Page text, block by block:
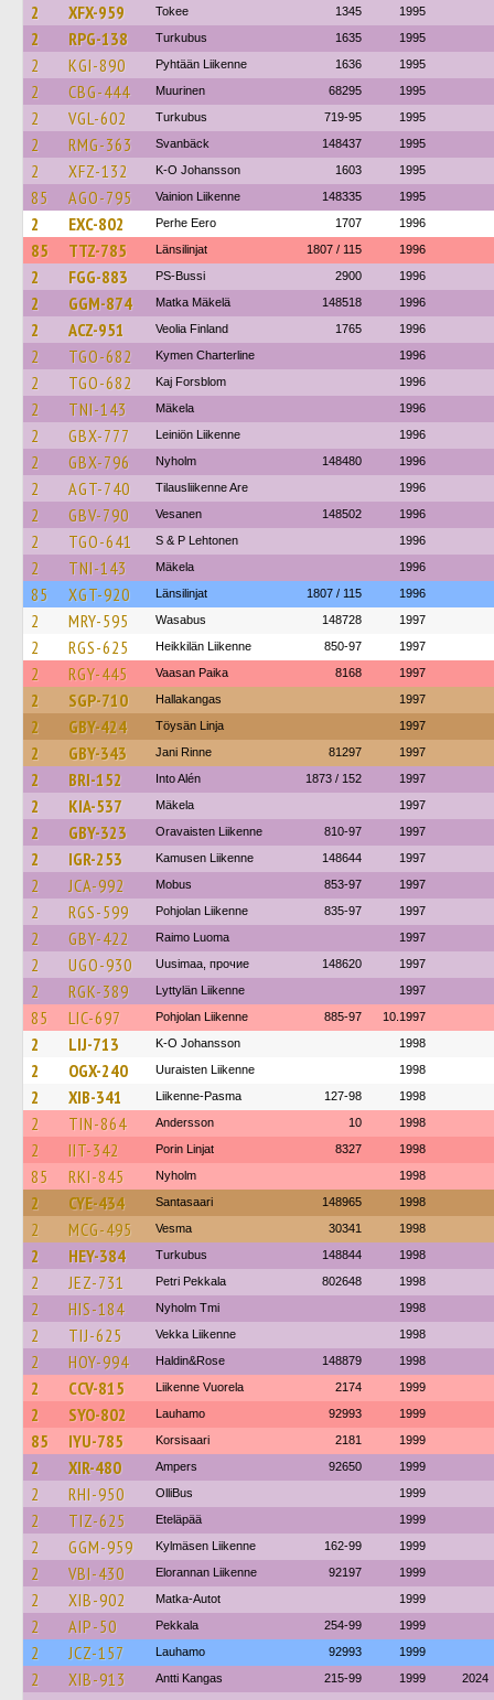
2 XFX-959 Tokee 1345 1995
2 RPG-138 Turkubus 1635 1995
2 KGI-890 Pyhtään Liikenne 1636 1995
2 CBG-444 Muurinen 68295 1995
2 VGL-602 Turkubus 719-95 1995
2 RMG-363 Svanbäck 148437 1995
2 XFZ-132 K-O Johansson 1603 1995
85 AGO-795 Vainion Liikenne 148335 1995
2 EXC-802 Perhe Eero 1707 1996
85 TTZ-785 Länsilinjat 1807 / 115 1996
2 FGG-883 PS-Bussi 2900 1996
2 GGM-874 Matka Mäkelä 148518 1996
2 ACZ-951 Veolia Finland 1765 1996
2 TGO-682 Kymen Charterline 1996
2 TGO-682 Kaj Forsblom 1996
2 TNI-143 Mäkela 1996
2 GBX-777 Leiniön Liikenne 1996
2 GBX-796 Nyholm 148480 1996
2 AGT-740 Tilausliikenne Are 1996
2 GBV-790 Vesanen 148502 1996
2 TGO-641 S & P Lehtonen 1996
2 TNI-143 Mäkela 1996
85 XGT-920 Länsilinjat 1807 / 115 1996
2 MRY-595 Wasabus 148728 1997
2 RGS-625 Heikkilän Liikenne 850-97 1997
2 RGY-445 Vaasan Paika 8168 1997
2 SGP-710 Hallakangas 1997
2 GBY-424 Töysän Linja 1997
2 GBY-343 Jani Rinne 81297 1997
2 BRI-152 Into Alén 1873 / 152 1997
2 KIA-537 Mäkela 1997
2 GBY-323 Oravaisten Liikenne 810-97 1997
2 IGR-253 Kamusen Liikenne 148644 1997
2 JCA-992 Mobus 853-97 1997
2 RGS-599 Pohjolan Liikenne 835-97 1997
2 GBY-422 Raimo Luoma 1997
2 UGO-930 Uusimaa, прочие 148620 1997
2 RGK-389 Lyttylän Liikenne 1997
85 LIC-697 Pohjolan Liikenne 885-97 10.1997
2 LIJ-713 K-O Johansson 1998
2 OGX-240 Uuraisten Liikenne 1998
2 XIB-341 Liikenne-Pasma 127-98 1998
2 TIN-864 Andersson 10 1998
2 IIT-342 Porin Linjat 8327 1998
85 RKI-845 Nyholm 1998
2 CYE-434 Santasaari 148965 1998
2 MCG-495 Vesma 30341 1998
2 HEY-384 Turkubus 148844 1998
2 JEZ-731 Petri Pekkala 802648 1998
2 HIS-184 Nyholm Tmi 1998
2 TIJ-625 Vekka Liikenne 1998
2 HOY-994 Haldin&Rose 148879 1998
2 CCV-815 Liikenne Vuorela 2174 1999
2 SYO-802 Lauhamo 92993 1999
85 IYU-785 Korsisaari 2181 1999
2 XIR-480 Ampers 92650 1999
2 RHI-950 OlliBus 1999
2 TIZ-625 Eteläpää 1999
2 GGM-959 Kylmäsen Liikenne 162-99 1999
2 VBI-430 Elorannan Liikenne 92197 1999
2 XIB-902 Matka-Autot 1999
2 AIP-50 Pekkala 254-99 1999
2 JCZ-157 Lauhamo 92993 1999
2 XIB-913 Antti Kangas 215-99 1999 2024